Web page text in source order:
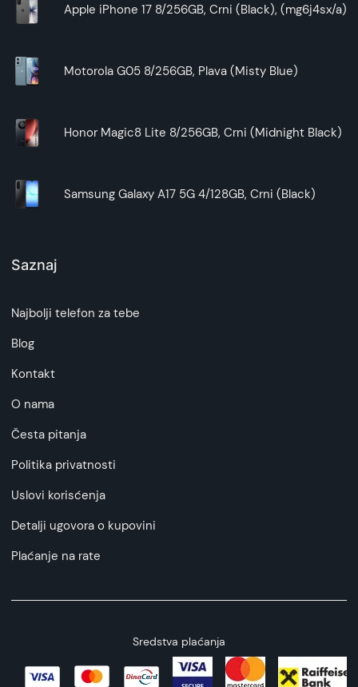
Apple iPhone 17 8/256GB, Crni (Black), (mg6j4sx/a)
Motorola G05 8/256GB, Plava (Misty Blue)
Honor Magic8 Lite 8/256GB, Crni (Midnight Black)
Samsung Galaxy A17 5G 4/128GB, Crni (Black)
Saznaj
Najbolji telefon za tebe
Blog
Kontakt
O nama
Česta pitanja
Politika privatnosti
Uslovi korisćenja
Detalji ugovora o kupovini
Plaćanje na rate
Sredstva plaćanja